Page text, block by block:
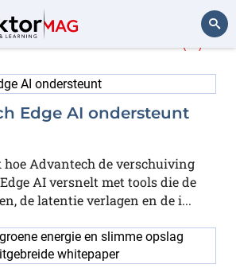
Advantech (3)
Edge AI ondersteunt
hoe Advantech de verschuiving
AI versnelt met tools die de
de latentie verlagen en de i...